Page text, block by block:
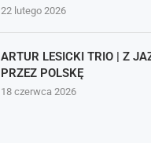
22 lutego 2026
ARTUR LESICKI TRIO | Z
PRZEZ POLSKĘ
18 czerwca 2026